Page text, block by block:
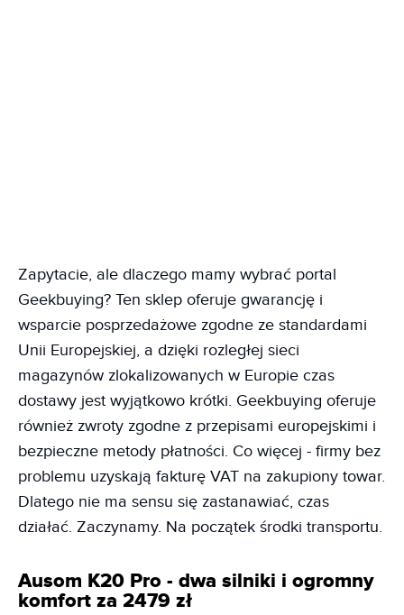
Zapytacie, ale dlaczego mamy wybrać portal
Geekbuying? Ten sklep oferuje gwarancję i
wsparcie posprzedażowe zgodne ze standardami
Unii Europejskiej, a dzięki rozległej sieci
magazynów zlokalizowanych w Europie czas
dostawy jest wyjątkowo krótki. Geekbuying oferuje
również zwroty zgodne z przepisami europejskimi i
bezpieczne metody płatności. Co więcej - firmy bez
problemu uzyskają fakturę VAT na zakupiony towar.
Dlatego nie ma sensu się zastanawiać, czas
działać. Zaczynamy. Na początek środki transportu.
Ausom K20 Pro - dwa silniki i ogromny
komfort za 2479 zł